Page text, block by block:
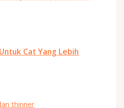
Cat Yang Lebih